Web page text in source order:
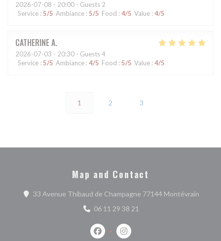
2026-07-08 - 20:00 - Guests 2
Service : 5/5 Ambiance : 5/5 Food : 4/5 Value : 4/5
CATHERINEA
2026-07-03 - 20:30 - Guests 4
Service : 5/5 Ambiance : 4/5 Food : 5/5 Value : 4/5
1 2 3
Map and Contact
33 Avenue Thibaud de Champagne 77144 Montévrain
06 11 29 38 21
Facebook ((opens in a new window))
Instagram ((opens in a new